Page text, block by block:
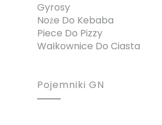
Gyrosy
Noże Do Kebaba
Piece Do Pizzy
Wałkownice Do Ciasta
Pojemniki GN